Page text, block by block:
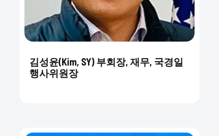
김성윤(Kim, SY) 부회장, 재무, 국경일
행사위원장